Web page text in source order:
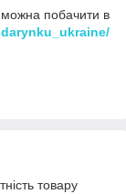
побачити в
товару